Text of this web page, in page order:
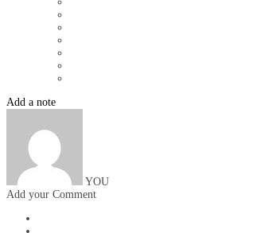
Add a note
YOU
Add your Comment